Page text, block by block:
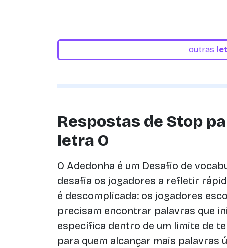
outras
Respostas de Stop
letra O
O Adedonha é um Desafio de
desafia os jogadores a refletir
é descomplicada: os jogadores
precisam encontrar palavras que
específica dentro de um limite de
para quem alcançar mais palavras